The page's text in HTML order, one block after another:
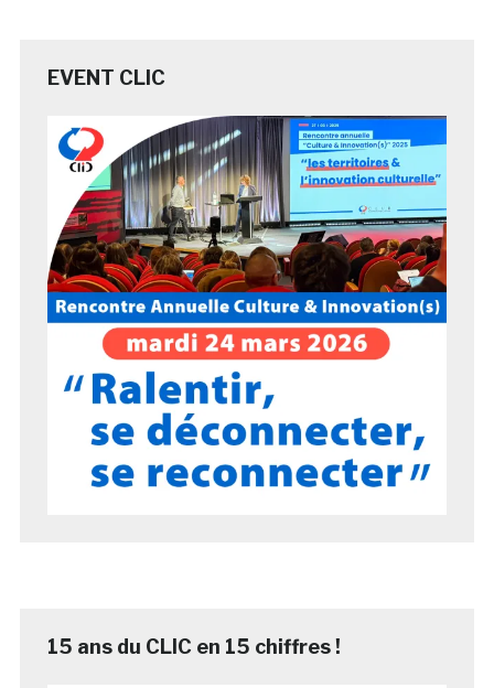
EVENT CLIC
15 ans du CLIC en 15 chiffres !